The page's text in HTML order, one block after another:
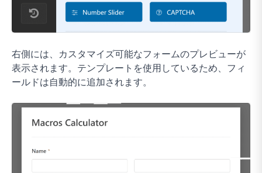
右側には、カスタマイズ可能なフォームのプレビューが
表示されます。テンプレートを使用しているため、フィ
ールドは自動的に追加されます。